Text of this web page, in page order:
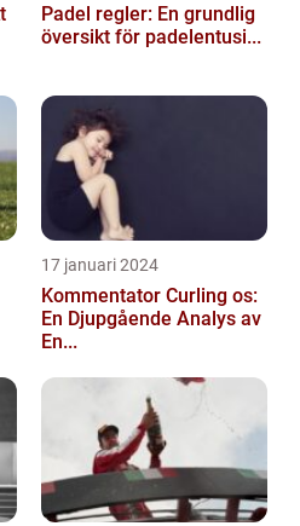
Padel regler: En grundlig
översikt för padelentusi...
17 januari 2024
Kommentator Curling os:
En Djupgående Analys av
En...